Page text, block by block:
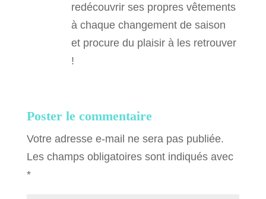
redécouvrir ses propres vêtements
à chaque changement de saison
et procure du plaisir à les retrouver
!
Poster le commentaire
Votre adresse e-mail ne sera pas publiée.
Les champs obligatoires sont indiqués avec
*